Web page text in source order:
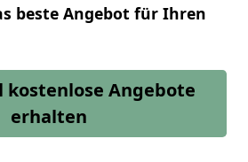
beste Angebot für Ihren
kostenlose Angebote
erhalten